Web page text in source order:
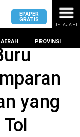
EPAPER
GRATIS
JELAJAHI
PROVINSI
yang